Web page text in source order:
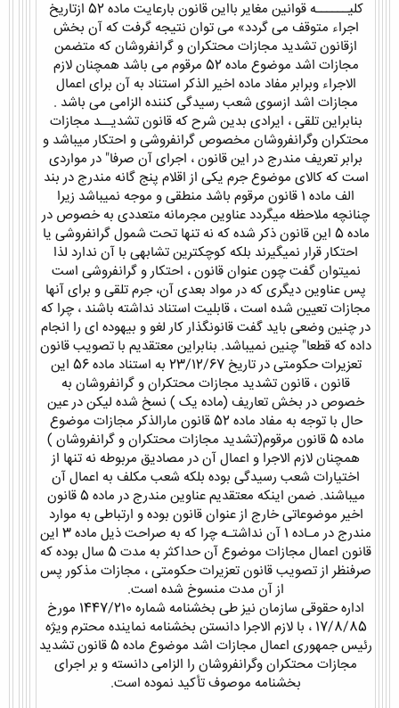
کلیــــــه قوانین مغایر بااین قانون بارعایت ماده 52 ازتاریخ
اجراء‌ متوقف می گردد» می توان نتیجه گرفت که آن بخش
ازقانون تشدید مجازات محتکران و گرانفروشان که متضمن
مجازات اشد موضوع ماده 52 مرقوم می باشد همچنان لازم
الاجراء وبرابر مفاد ماده اخیر الذکر استناد به آن برای اعمال
مجازات اشد ازسوی شعب رسیدگی کننده الزامی می باشد .
بنابراین تلقی ، ایرادی بدین شرح که قانون تشدیــد مجازات
محتکران وگرانفروشان مخصوص گرانفروشی و احتکار میباشد و
برابر تعریف مندرج در این قانون ، اجرای آن صرفا" در مواردی
است که کالای موضوع جرم یکی از اقلام پنج گانه مندرج در بند
الف ماده 1 قانون مرقوم باشد منطقی و موجه نمیباشد زیرا
چنانچه ملاحظه میگردد عناوین مجرمانه متعددی به خصوص در
ماده 5 این قانون ذکر شده که نه تنها تحت شمول گرانفروشی یا
احتکار قرار نمیگیرند بلکه کوچکترین تشابهی با آن ندارد لذا
نمیتوان گفت چون عنوان قانون ، احتکار و گرانفروشی است
پس عناوین دیگری که در مواد بعدی آن، جرم تلقی و برای آنها
مجازات تعیین شده است ، قابلیت استناد نداشته باشند ، چرا که
در چنین وضعی باید گفت قانونگذار کار لغو و بیهوده ای را انجام
داده که قطعا" چنین نمیباشد. بنابراین معتقدیم با تصویب قانون
تعزیرات حکومتی در تاریخ 23/12/67 به استناد ماده 56 این
قانون ، قانون تشدید مجازات محتکران و گرانفروشان به
خصوص در بخش تعاریف (ماده یک ) نسخ شده لیکن در عین
حال با توجه به مفاد ماده 52 قانون مارالذکر مجازات موضوع
ماده 5 قانون مرقوم(تشدید مجازات محتکران و گرانفروشان )
همچنان لازم الاجرا و اعمال آن در مصادیق مربوطه نه تنها از
اختیارات شعب رسیدگی بوده بلکه شعب مکلف به اعمال آن
میباشند. ضمن اینکه معتقدیم عناوین مندرج در ماده 5 قانون
اخیر موضوعاتی خارج از عنوان قانون بوده و ارتباطی به موارد
مندرج در مـاده 1 آن نداشتـه چرا که به صراحت ذیل ماده 3 این
قانون اعمال مجازات موضوع آن حداکثر به مدت 5 سال بوده که
صرفنظر از تصویب قانون تعزیرات حکومتی ، مجازات مذکور پس
از آن مدت منسوخ شده است.
اداره حقوقی سازمان نیز طی بخشنامه شماره 1447/210 مورخ
17/8/85 ، با لازم الاجرا دانستن بخشنامه نماینده محترم ویژه
رئیس جمهوری اعمال مجازات اشد موضوع ماده 5 قانون تشدید
مجازات محتکران وگرانفروشان را الزامی دانسته و بر اجرای
بخشنامه موصوف تأکید نموده است.